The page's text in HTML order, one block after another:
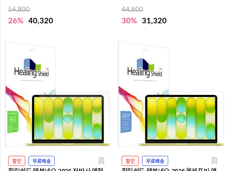
54,800
26% 40,320
44,800
30% 31,320
할인 무료배송 할인 무료배송